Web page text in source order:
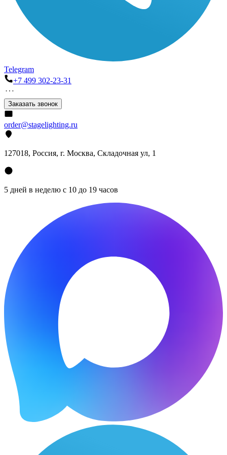
Telegram
+7 499 302-23-31
Заказать звонок
order@stagelighting.ru
127018, Россия, г. Москва, Складочная ул, 1
5 дней в неделю с 10 до 19 часов